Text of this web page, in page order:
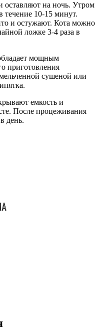
оставляют на ночь. Утром
течение 10-15 минут.
и остужают. Кота можно
ложке 3-4 раза в
мощным
приготовления
сушеной или
емкость и
После процеживания
день.